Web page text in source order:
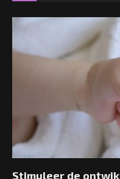
Stimuleer de